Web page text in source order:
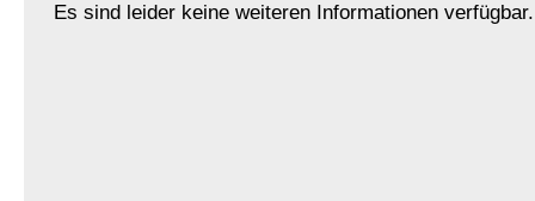
Es sind leider keine weiteren Informationen verfügbar.